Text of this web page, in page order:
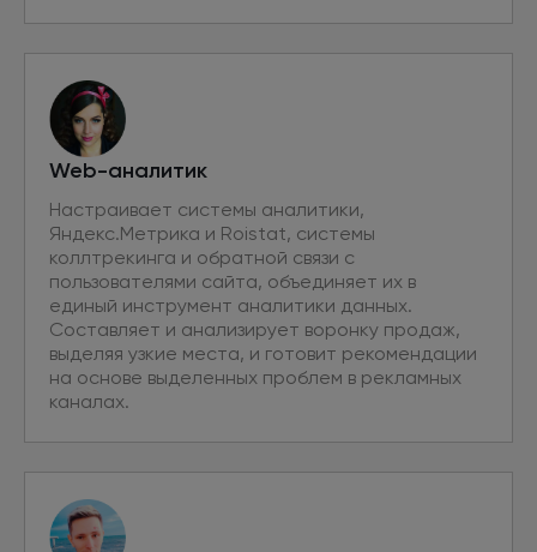
Web-аналитик
Настраивает системы аналитики,
Яндекс.Метрика и Roistat, системы
коллтрекинга и обратной связи с
пользователями сайта, объединяет их в
единый инструмент аналитики данных.
Составляет и анализирует воронку продаж,
выделяя узкие места, и готовит рекомендации
на основе выделенных проблем в рекламных
каналах.